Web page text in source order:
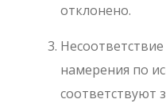
отклонено.
намерения по
соответствуют